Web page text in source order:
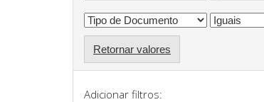
Retornar valores
Adicionar filtros: